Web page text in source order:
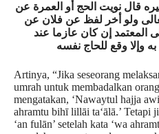
قال نويت الحج أو العمرة عن
ولو أخر لفظ عن فلان عن
إن كان عازما عند
وإلا وقع للحاج نفسه
Artinya, “Jika seseorang
umrah untuk membadalkan
mengatakan, ‘Nawaytul hajja
ahramtu bihī lillāi ta‘ālā.’ Tetapi
‘an fulān’ setelah kata ‘wa